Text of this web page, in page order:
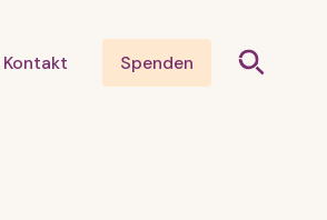
Kontakt Spenden